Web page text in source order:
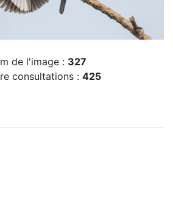
de l'image : 327
consultations : 425